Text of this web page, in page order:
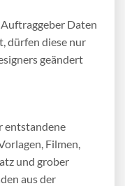
Auftraggeber Daten
dürfen diese nur
geändert
entstandene
Filmen,
und grober
aus der